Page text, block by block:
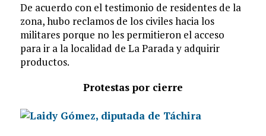
De acuerdo con el testimonio de residentes de la
zona, hubo reclamos de los civiles hacia los
militares porque no les permitieron el acceso
para ir a la localidad de La Parada y adquirir
productos.
Protestas por cierre